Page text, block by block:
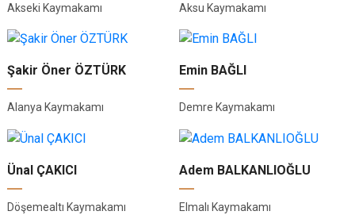
Akseki Kaymakamı Aksu Kaymakamı
Şakir Öner ÖZTÜRK
Alanya Kaymakamı
Emin BAĞLI
Demre Kaymakamı
Ünal ÇAKICI
Döşemealtı Kaymakamı
Adem BALKANLIOĞLU
Elmalı Kaymakamı